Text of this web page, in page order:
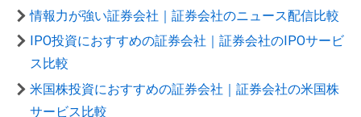
情報力が強い証券会社｜証券会社のニュース配信比較
IPO投資におすすめの証券会社｜証券会社のIPOサービ
ス比較
米国株投資におすすめの証券会社｜証券会社の米国株
サービス比較